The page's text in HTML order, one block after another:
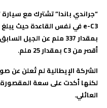
“جراندي باندا” تشترك مع
e-C3
بمقدار 337 ملم عن الجيل
أقصر منC3 بمقدار 25 ملم.
الشركة الإيطالية لم تُعلن عن
لكنها أكدت على سعة
العائلي.